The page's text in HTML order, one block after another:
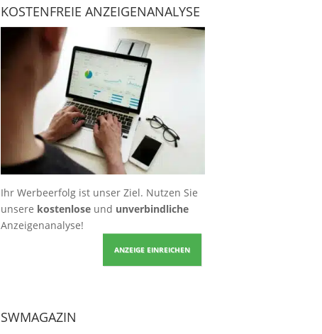
KOSTENFREIE ANZEIGENANALYSE
Ihr Werbeerfolg ist unser Ziel. Nutzen Sie
unsere kostenloseund unverbindliche
Anzeigenanalyse!
ANZEIGE EINREICHEN
SWMAGAZIN